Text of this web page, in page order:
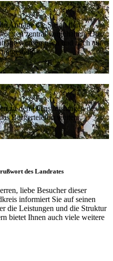
Anträge die Sie an den
zentral vorgehalten. Die
werden nach und nach auf
zu den Dienstleistungen des
Bürgertelefon weiter.
des Landrates
liebe Besucher dieser
informiert Sie auf seinen
die Leistungen und die Struktur
bietet Ihnen auch viele weitere